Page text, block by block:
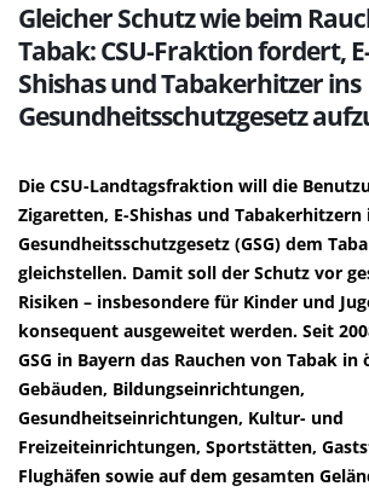
Gleicher Schutz wie beim
Tabak: CSU-Fraktion fordert,
Shishas und Tabakerhitzer ins
Gesundheitsschutzgesetz
Die CSU-Landtagsfraktion will die
Zigaretten, E-Shishas und Tabakerhitzern
Gesundheitsschutzgesetz (GSG) dem
gleichstellen. Damit soll der Schutz vor
Risiken – insbesondere für Kinder und
konsequent ausgeweitet werden. Seit
GSG in Bayern das Rauchen von Tabak
Gebäuden, Bildungseinrichtungen,
Gesundheitseinrichtungen, Kultur- und
Freizeiteinrichtungen, Sportstätten,
Flughäfen sowie auf dem gesamten